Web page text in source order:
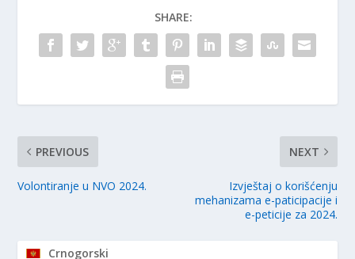
SHARE:
PREVIOUS
Volontiranje u NVO 2024.
NEXT
Izvještaj o korišćenju
mehanizama e-paticipacije i
e-peticije za 2024.
Crnogorski